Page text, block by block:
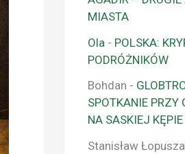
MIASTA
Ola - POLSKA:
PODRÓŻNIKÓW
Bohdan -
SPOTKANIE PRZY
NA SASKIEJ KĘPIE
Stanisław